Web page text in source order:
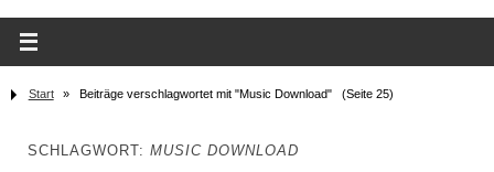
Start » Beiträge verschlagwortet mit "Music Download" (Seite 25)
SCHLAGWORT: MUSIC DOWNLOAD